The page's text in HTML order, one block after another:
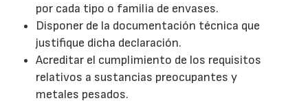
por cada tipo o familia de envases.
Disponer de la documentación técnica que
justifique dicha declaración.
Acreditar el cumplimiento de los requisitos
relativos a sustancias preocupantes y
metales pesados.